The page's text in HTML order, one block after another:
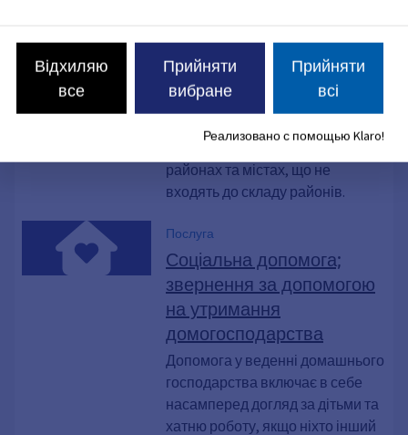
Надання допомоги в питаннях
опіки та піклування для
районного суду входить до числа
обов’язкових завдань органів з
питань опіки та піклування в
районах та містах, що не
входять до складу районів.
Послуга
Соціальна допомога;
звернення за допомогою
на утримання
домогосподарства
Допомога у веденні домашнього
господарства включає в себе
насамперед догляд за дітьми та
хатню роботу, якщо ніхто інший
Відхиляю
все
Прийняти
вибране
Прийняти
всі
Реализовано с помощью Klaro!